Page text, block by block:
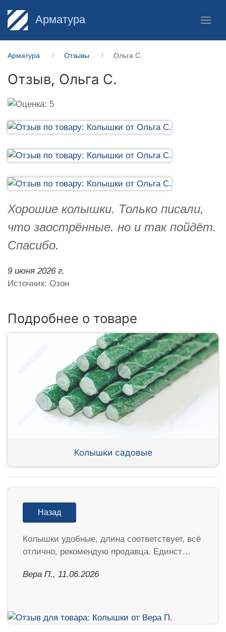
Арматура
Арматура Отзывы Ольга С.
Отзыв, Ольга С.
Хорошие колышки. Только писали,
что заострённые. но и так пойдёт.
Спасибо.
9 июня 2026 г.
Источник: Озон
Подробнее о товаре
Колышки садовые
Назад
Колышки удобные, длина соответствует, всё
отлично, рекомендую продавца. Единст…
Вера П., 11.06.2026